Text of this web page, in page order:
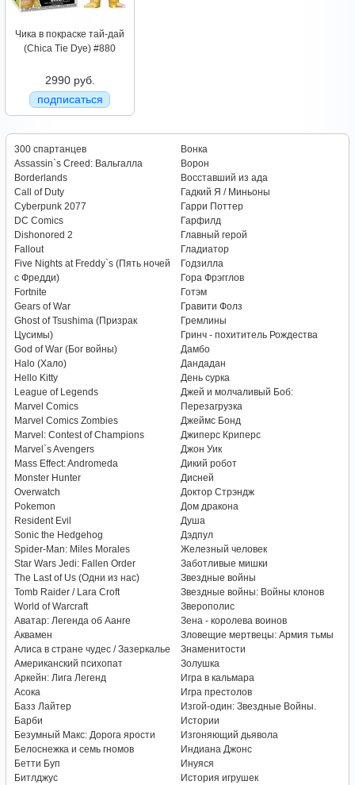
Чика в покраске тай-дай
(Chica Tie Dye) #880
2990 руб.
подписаться
300 спартанцев
Assassin`s Creed: Вальгалла
Borderlands
Call of Duty
Cyberpunk 2077
DC Comics
Dishonored 2
Fallout
Five Nights at Freddy`s (Пять ночей
с Фредди)
Fortnite
Gears of War
Ghost of Tsushima (Призрак
Цусимы)
God of War (Бог войны)
Halo (Хало)
Hello Kitty
League of Legends
Marvel Comics
Marvel Comics Zombies
Marvel: Contest of Champions
Marvel`s Avengers
Mass Effect: Andromeda
Monster Hunter
Overwatch
Pokemon
Resident Evil
Sonic the Hedgehog
Spider-Man: Miles Morales
Star Wars Jedi: Fallen Order
The Last of Us (Одни из нас)
Tomb Raider / Lara Croft
World of Warcraft
Аватар: Легенда об Аанге
Аквамен
Алиса в стране чудес / Зазеркалье
Американский психопат
Аркейн: Лига Легенд
Асока
Базз Лайтер
Барби
Безумный Макс: Дорога ярости
Белоснежка и семь гномов
Бетти Буп
Битлджус
Вонка
Ворон
Восставший из ада
Гадкий Я / Миньоны
Гарри Поттер
Гарфилд
Главный герой
Гладиатор
Годзилла
Гора Фрэгглов
Готэм
Гравити Фолз
Гремлины
Гринч - похититель Рождества
Дамбо
Дандадан
День сурка
Джей и молчаливый Боб:
Перезагрузка
Джеймс Бонд
Джиперс Криперс
Джон Уик
Дикий робот
Дисней
Доктор Стрэндж
Дом дракона
Душа
Дэдпул
Железный человек
Заботливые мишки
Звездные войны
Звездные войны: Войны клонов
Зверополис
Зена - королева воинов
Зловещие мертвецы: Армия тьмы
Знаменитости
Золушка
Игра в кальмара
Игра престолов
Изгой-один: Звездные Войны.
Истории
Изгоняющий дьявола
Индиана Джонс
Инуяся
История игрушек